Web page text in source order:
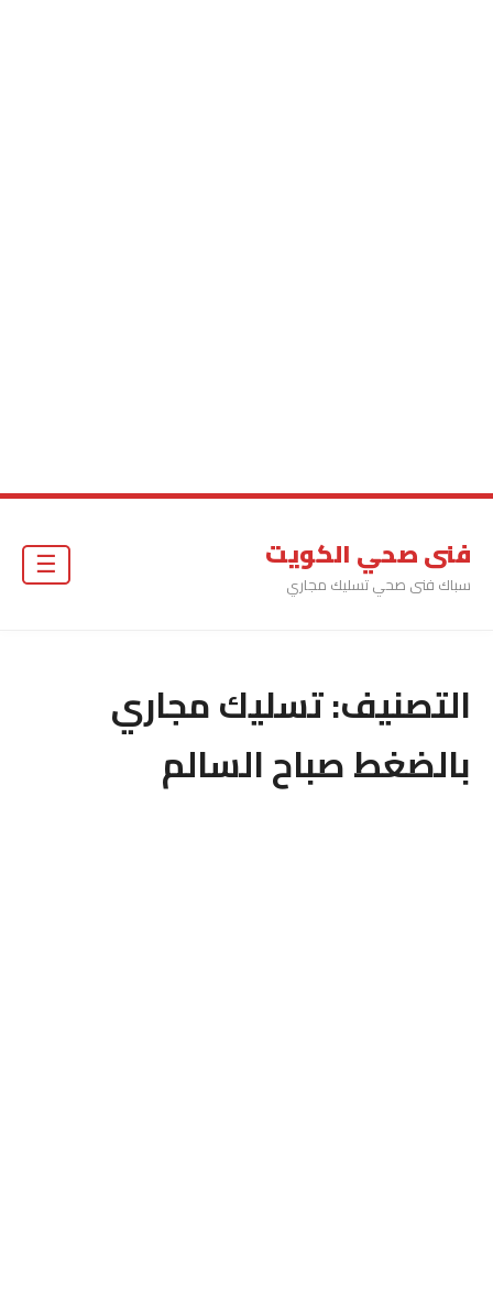
فنى صحي الكويت
سباك فنى صحي تسليك مجاري
التصنيف:تسليك مجاري
بالضغط صباح السالم